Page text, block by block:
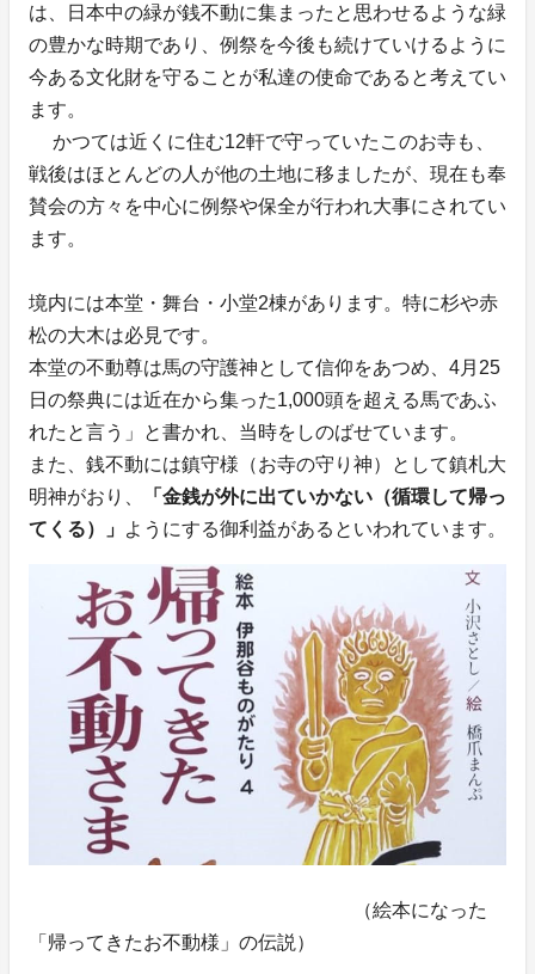
は、日本中の緑が銭不動に集まったと思わせるような緑
の豊かな時期であり、例祭を今後も続けていけるように
今ある文化財を守ることが私達の使命であると考えてい
ます。
かつては近くに住む12軒で守っていたこのお寺も、
戦後はほとんどの人が他の土地に移ましたが、現在も奉
賛会の方々を中心に例祭や保全が行われ大事にされてい
ます。
境内には本堂・舞台・小堂2棟があります。特に杉や赤
松の大木は必見です。
本堂の不動尊は馬の守護神として信仰をあつめ、4月25
日の祭典には近在から集った1,000頭を超える馬であふ
れたと言う」と書かれ、当時をしのばせています。
また、銭不動には鎮守様（お寺の守り神）として鎮札大
明神がおり、
「金銭が外に出ていかない（循環して帰っ
てくる）」 ようにする御利益があるといわれています。
（絵本になった
「帰ってきたお不動様」の伝説）